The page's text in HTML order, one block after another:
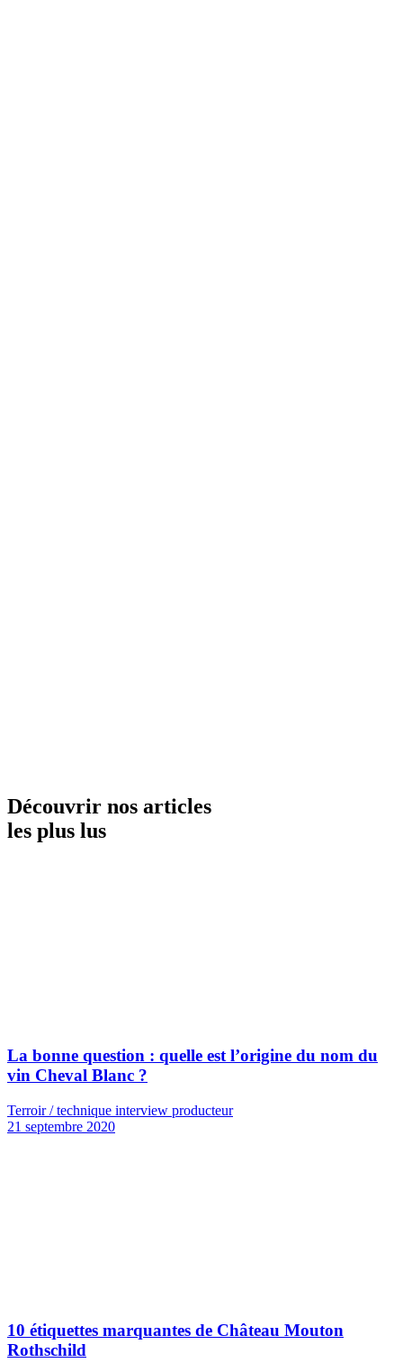
Découvrir nos articles
les plus lus
La bonne question : quelle est l’origine du nom du
vin Cheval Blanc ?
Terroir / technique interview producteur
21 septembre 2020
10 étiquettes marquantes de Château Mouton
Rothschild